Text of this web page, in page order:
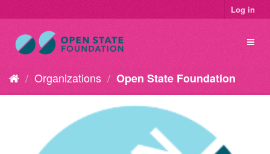
Log in
Organizations Open State Foundation